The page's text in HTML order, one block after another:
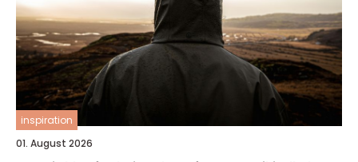
inspiration
01. August 2026